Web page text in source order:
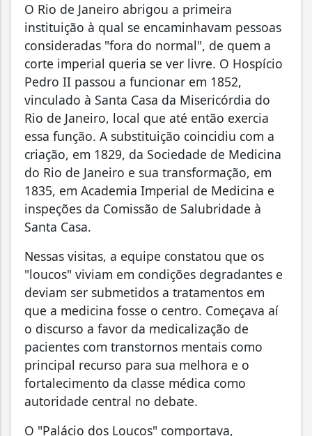
O Rio de Janeiro abrigou a primeira
instituição à qual se encaminhavam pessoas
consideradas "fora do normal", de quem a
corte imperial queria se ver livre. O Hospício
Pedro II passou a funcionar em 1852,
vinculado à Santa Casa da Misericórdia do
Rio de Janeiro, local que até então exercia
essa função. A substituição coincidiu com a
criação, em 1829, da Sociedade de Medicina
do Rio de Janeiro e sua transformação, em
1835, em Academia Imperial de Medicina e
inspeções da Comissão de Salubridade à
Santa Casa.
Nessas visitas, a equipe constatou que os
"loucos" viviam em condições degradantes e
deviam ser submetidos a tratamentos em
que a medicina fosse o centro. Começava aí
o discurso a favor da medicalização de
pacientes com transtornos mentais como
principal recurso para sua melhora e o
fortalecimento da classe médica como
autoridade central no debate.
O "Palácio dos Loucos" comportava,